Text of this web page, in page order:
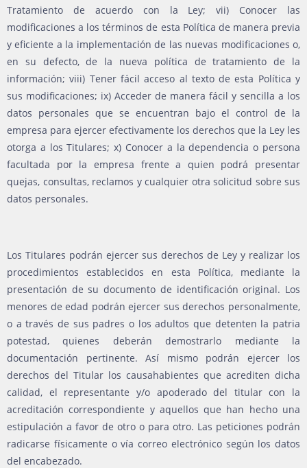
Tratamiento de acuerdo con la Ley; vii) Conocer las
modificaciones a los términos de esta Política de manera previa
y eficiente a la implementación de las nuevas modificaciones o,
en su defecto, de la nueva política de tratamiento de la
información; viii) Tener fácil acceso al texto de esta Política y
sus modificaciones; ix) Acceder de manera fácil y sencilla a los
datos personales que se encuentran bajo el control de la
empresa para ejercer efectivamente los derechos que la Ley les
otorga a los Titulares; x) Conocer a la dependencia o persona
facultada por la empresa frente a quien podrá presentar
quejas, consultas, reclamos y cualquier otra solicitud sobre sus
datos personales.
Los Titulares podrán ejercer sus derechos de Ley y realizar los
procedimientos establecidos en esta Política, mediante la
presentación de su documento de identificación original. Los
menores de edad podrán ejercer sus derechos personalmente,
o a través de sus padres o los adultos que detenten la patria
potestad, quienes deberán demostrarlo mediante la
documentación pertinente. Así mismo podrán ejercer los
derechos del Titular los causahabientes que acrediten dicha
calidad, el representante y/o apoderado del titular con la
acreditación correspondiente y aquellos que han hecho una
estipulación a favor de otro o para otro. Las peticiones podrán
radicarse físicamente o vía correo electrónico según los datos
del encabezado.